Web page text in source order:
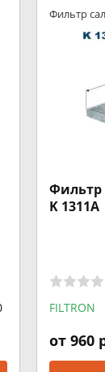
Фильтр
Фильтр
K 1311A
FILTRON
от 960